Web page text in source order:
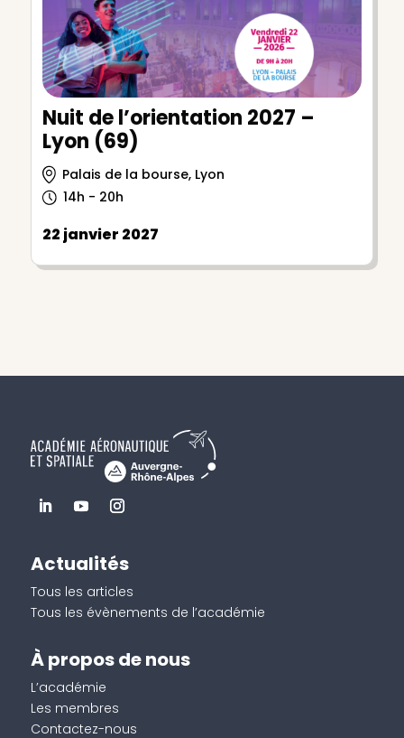
Nuit de l’orientation 2027 –
Lyon (69)
Palais de la bourse, Lyon
14h - 20h
22 janvier 2027
Actualités
Tous les articles
Tous les évènements de l’académie
À propos de nous
L’académie
Les membres
Contactez-nous